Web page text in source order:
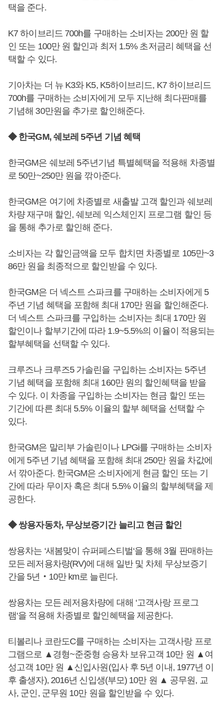
택을 준다.
K7 하이브리드 700h를 구매하는 소비자는 200만 원 할
인 또는 100만 원 할인과 최저 1.5% 초저금리 혜택을 선
택할 수 있다.
기아차는 더 뉴 K3와 K5, K5하이브리드, K7 하이브리드
700h를 구매하는 소비자에게 모두 지난해 최다판매를
기념해 30만원을 추가로 할인해준다.
◆ 한국GM, 쉐보레 5주년 기념 혜택
한국GM은 쉐보레 5주년기념 특별혜택을 적용해 차종별
로 50만~250만 원을 깎아준다.
한국GM은 여기에 차종별로 새출발 고객 할인과 쉐보레
차량 재구매 할인, 쉐보레 익스체인지 프로그램 할인 등
을 통해 추가로 할인해 준다.
소비자는 각 할인금액을 모두 합치면 차종별로 105만~3
86만 원을 최종적으로 할인받을 수 있다.
한국GM은 더 넥스트 스파크를 구매하는 소비자에게 5
주년 기념 혜택을 포함해 최대 170만 원을 할인해준다.
더 넥스트 스파크를 구입하는 소비자는 최대 170만 원
할인이나 할부기간에 따라 1.9~5.5%의 이율이 적용되는
할부혜택을 선택할 수 있다.
크루즈나 크루즈5 가솔린을 구입하는 소비자는 5주년
기념 혜택을 포함해 최대 160만 원의 할인혜택을 받을
수 있다. 이 차종을 구입하는 소비자는 현금 할인 또는
기간에 따른 최대 5.5% 이율의 할부 혜택을 선택할 수
있다.
한국GM은 말리부 가솔린이나 LPGi를 구매하는 소비자
에게 5주년 기념 혜택을 포함해 최대 250만 원을 차값에
서 깎아준다. 한국GM은 소비자에게 현금 할인 또는 기
간에 따라 무이자 혹은 최대 5.5% 이율의 할부혜택을 제
공한다.
◆ 쌍용자동차, 무상보증기간 늘리고 현금 할인
쌍용차는 ‘새봄맞이 슈퍼페스티벌‘을 통해 3월 판매하는
모든 레저용차량(RV)에 대해 일반 및 차체 무상보증기
간을 5년‧10만 km로 늘린다.
쌍용차는 모든 레저용차량에 대해 ‘고객사랑 프로그
램‘을 적용해 차종별로 할인혜택을 제공한다.
티볼리나 코란도C를 구매하는 소비자는 고객사랑 프로
그램으로 ▲경형~준중형 승용차 보유고객 10만 원 ▲여
성고객 10만 원 ▲신입사원(입사 후 5년 이내, 1977년 이
후 출생자), 2016년 신입생(부모) 10만 원 ▲ 공무원, 교
사, 군인, 군무원 10만 원을 할인받을 수 있다.